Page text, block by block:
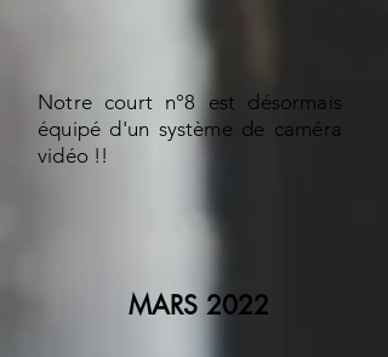
MARS 2022
Notre court n°8 est désormais
équipé d'un système de caméra
vidéo !!